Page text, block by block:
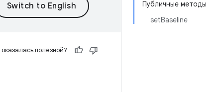
Публичные методы
setBaseline
полезной?